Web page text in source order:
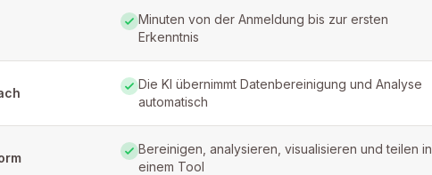
Minuten von der Anmeldung bis zur ersten
Erkenntnis
Die KI übernimmt Datenbereinigung und Analyse
automatisch
Bereinigen, analysieren, visualisieren und teilen in
einem Tool